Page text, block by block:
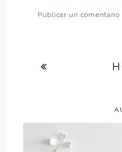
Publicar un comentario